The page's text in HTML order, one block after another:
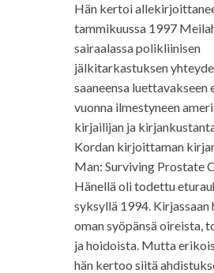
Hän kertoi
tammikuussa 1997
sairaalassa polikliinisen
jälkitarkastuksen
saaneensa luettavakseen
vuonna ilmestyneen
kirjailijan ja
Kordan kirjoittaman
Man: Surviving Prostate
Hänellä oli todettu
syksyllä 1994. Kirjassaan
oman syöpänsä oireista,
ja hoidoista. Mutta
hän kertoo siitä